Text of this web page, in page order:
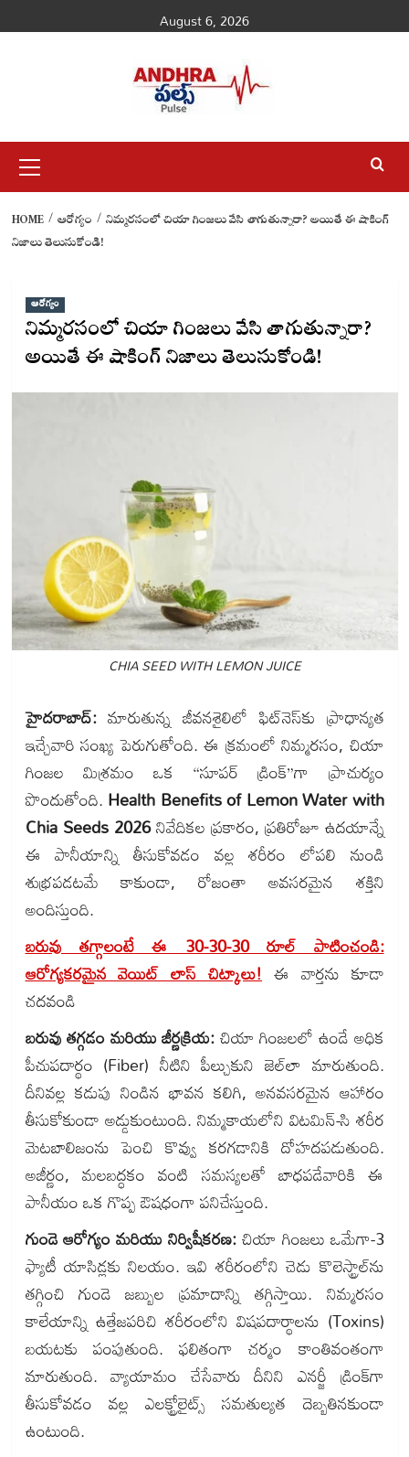
to
August 6, 2026
Menu
HOME ఆరోగ్యం
నిమ్మరసంలో చియా గింజలు వేసి తాగుతున్నారా? అయితే ఈ షాకింగ్
నిజాలు తెలుసుకోండి!
ఆరోగ్యం
నిమ్మరసంలో చియా గింజలు వేసి తాగుతున్నారా?
అయితే ఈ షాకింగ్ నిజాలు తెలుసుకోండి!
CHIA SEED WITH LEMON JUICE
హైదరాబాద్:మారుతున్న జీవనశైలిలో ఫిట్‌నెస్‌కు ప్రాధాన్యత
ఇచ్చేవారి సంఖ్య పెరుగుతోంది. ఈ క్రమంలో నిమ్మరసం, చియా
గింజల మిశ్రమం ఒక “సూపర్ డ్రింక్”గా ప్రాచుర్యం
పొందుతోంది.Health Benefits of Lemon Water with
Chia Seeds 2026నివేదికల ప్రకారం, ప్రతిరోజూ ఉదయాన్నే
ఈ పానీయాన్ని తీసుకోవడం వల్ల శరీరం లోపలి నుండి
శుభ్రపడటమే కాకుండా, రోజంతా అవసరమైన శక్తిని
అందిస్తుంది.
బరువు తగ్గాలంటే ఈ 30-30-30 రూల్ పాటించండి:
ఆరోగ్యకరమైన వెయిట్ లాస్ చిట్కాలు! ఈ వార్తను కూడా
చదవండి
బరువు తగ్గడం మరియు జీర్ణక్రియ:చియా గింజలలో ఉండే అధిక
పీచుపదార్థం (Fiber) నీటిని పీల్చుకుని జెల్‌లా మారుతుంది.
దీనివల్ల కడుపు నిండిన భావన కలిగి, అనవసరమైన ఆహారం
తీసుకోకుండా అడ్డుకుంటుంది. నిమ్మకాయలోని విటమిన్-సి శరీర
మెటబాలిజంను పెంచి కొవ్వు కరగడానికి దోహదపడుతుంది.
అజీర్ణం, మలబద్ధకం వంటి సమస్యలతో బాధపడేవారికి ఈ
పానీయం ఒక గొప్ప ఔషధంగా పనిచేస్తుంది.
గుండె ఆరోగ్యం మరియు నిర్విషీకరణ:చియా గింజలు ఒమేగా-3
ఫ్యాటీ యాసిడ్లకు నిలయం. ఇవి శరీరంలోని చెడు కొలెస్ట్రాల్‌ను
తగ్గించి గుండె జబ్బుల ప్రమాదాన్ని తగ్గిస్తాయి. నిమ్మరసం
కాలేయాన్ని ఉత్తేజపరిచి శరీరంలోని విషపదార్థాలను (Toxins)
బయటకు పంపుతుంది. ఫలితంగా చర్మం కాంతివంతంగా
మారుతుంది. వ్యాయామం చేసేవారు దీనిని ఎనర్జీ డ్రింక్‌గా
తీసుకోవడం వల్ల ఎలక్ట్రోలైట్స్ సమతుల్యత దెబ్బతినకుండా
ఉంటుంది.